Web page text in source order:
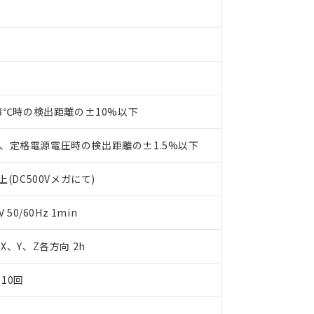
時の検出距離の±10%以下
定格電源電圧時の検出距離の±1.5%以下
(DC500Vメガにて)
50/60Hz 1min
、Y、Z各方向 2h
回
器販売店や当社販売拠点は「販売ネットワーク
標準価格結果を当社の事前の承諾なく第三者に漏洩または開示しな
（部品リスト作成サービス）をご利用いただくには、I-Webメンバ
・サービスに関するお客様との取引・商談に必要な範囲で利用する
用者とは、"個人情報の共同利用に関して"
ます。
監視および制御機器に対する適用除外項目は除く。
質については閾値を超える意図的な使用がないことを確認しています。
況などにより、予定月が前後することがあります。
ウンロード
ダウンロードすることができます。
質）の非含有証明書
書（当社基準）
点で非含有を証明するもので、過去に遡って非含有を証明するも
フタル酸エステル類４物質の対応では、対応完了までの期間は出
欄に対応日を記載しておりました。
銀) : 1000ppm、 Cd(カドミウム) : 100ppm、
、 PBBs(ポリ臭化ビフェニル類) : 1000ppm、 PBDEs(ポリ臭化ジフェニルエーテ
、 DIBP(フタル酸ジイソブチル) : 1000ppm、 BBP(フタル酸ブチルベンジル) :
ルヘキシル)) : 1000ppm
限
物質）のすべてが基準値以下であることを示します。
況下において有害物質が外部に漏えいし、環境に深刻な影響を及
当社販売部門へお問い合わせください。
を破棄する場合は、完全に破砕するなど、違法に輸出されないよう
売先および販売に係わる関係者が違法に輸出するおそれがある場合
合意する
新の在庫状況については、お客様のお取引先、またはお客様担当
・当社販売員にご確認ください)
種、また在庫状況の情報を公開していない機種